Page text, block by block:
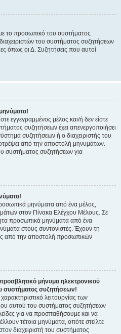
το προσωπικό του συστήματος
του συστήματος συζητήσεων
όπως οι Δ. Συζητήσεις που αυτοί
εγγεγραμμένος μέλος και/ή δεν είστε
συζητήσεων έχει απενεργοποιήσει
συζητήσεων ή ο διαχειριστής του
από την αποστολή μηνυμάτων.
συστήματος συζητήσεων για
μηνύματα από ένα μέλος,
στον Πίνακα Ελέγχου Μέλους. Σε
προσωπικά μηνύματα από ένα
στους συντονιστές. Έχουν τη
από την αποστολή προσωπικών
μήνυμα ηλεκτρονικού
συστήματος συζητήσεων!
λειτουργίας των
αυτού του συστήματος συζητήσεων
για να προσπαθήσουμε και να
τέτοια μηνύματα, οπότε στείλτε
διαχειριστή του συστήματος